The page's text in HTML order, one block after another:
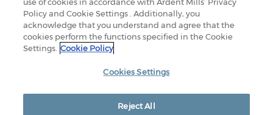
1875 LAWRENCE STREET
NUESTRAS INSTALACIONES
Policy and Cookie Settings . Additionally, you
acknowledge that you understand and agree that the
cookies perform the functions specified in the Cookie
Settings. Cookie Policy
Cookies Settings
Reject All